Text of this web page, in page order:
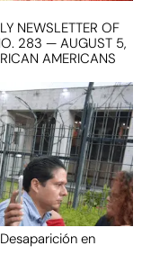
NEWSLETTER OF
283 — AUGUST 5,
AMERICANS
en